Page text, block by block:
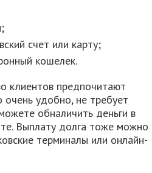
счет или карту;
кошелек.
клиентов предпочитают
очень удобно, не требует
обналичить деньги в
Выплату долга тоже можно
терминалы или онлайн-